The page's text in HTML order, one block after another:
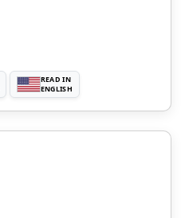
READ IN
ENGLISH